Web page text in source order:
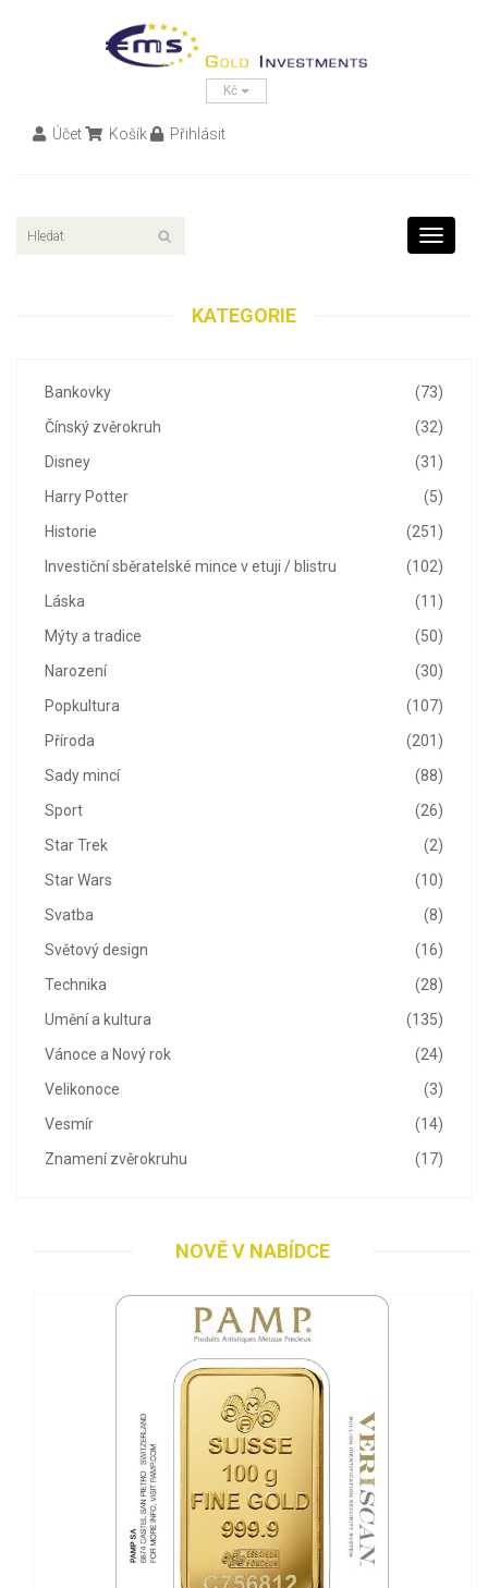
Kč
Účet Košík Přihlásit
Toggle
KATEGORIE
(73)
Bankovky
(32)
Čínský zvěrokruh
(31)
Disney
(5)
Harry Potter
(251)
Historie
(102)
Investiční sběratelské mince v etuji / blistru
(11)
Láska
(50)
Mýty a tradice
(30)
Narození
(107)
Popkultura
(201)
Příroda
(88)
Sady mincí
(26)
Sport
(2)
Star Trek
(10)
Star Wars
(8)
Svatba
(16)
Světový design
(28)
Technika
(135)
Umění a kultura
(24)
Vánoce a Nový rok
(3)
Velikonoce
(14)
Vesmír
(17)
Znamení zvěrokruhu
NOVĚ V NABÍDCE